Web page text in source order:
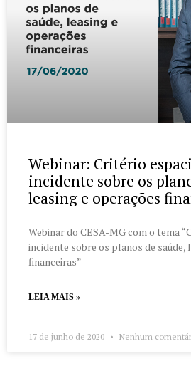
Webinar: Critério
incidente sobre os
leasing e operações
Webinar do CESA-MG com o tema
incidente sobre os planos de saúde,
financeiras”
LEIA MAIS »
17 de junho de 2020 Nenhum